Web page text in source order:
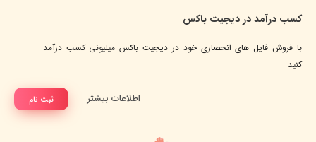
کسب درآمد در دیجیت باکس
با فروش فایل های انحصاری خود در دیجیت باکس میلیونی کسب درآمد
کنید
ثبت نام اطلاعات بیشتر